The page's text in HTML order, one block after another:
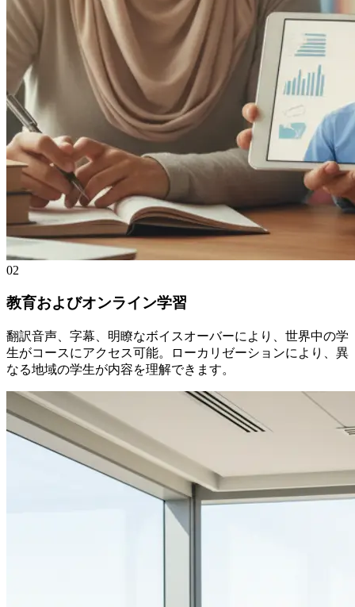
02
教育およびオンライン学習
翻訳音声、字幕、明瞭なボイスオーバーにより、世界中の学
生がコースにアクセス可能。ローカリゼーションにより、異
なる地域の学生が内容を理解できます。